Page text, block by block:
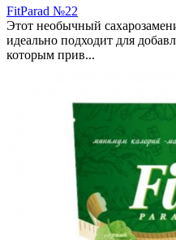
FitParad №22
Этот необычный
идеально подходит для
которым прив...